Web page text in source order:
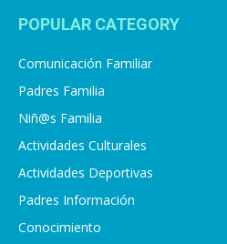
POPULAR CATEGORY
Comunicación Familiar
Padres Familia
Niñ@s Familia
Actividades Culturales
Actividades Deportivas
Padres Información
Conocimiento